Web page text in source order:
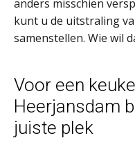
anders misschien
kunt u de uitstraling
samenstellen. Wie wil
Voor een
Heerjansdam
juiste plek